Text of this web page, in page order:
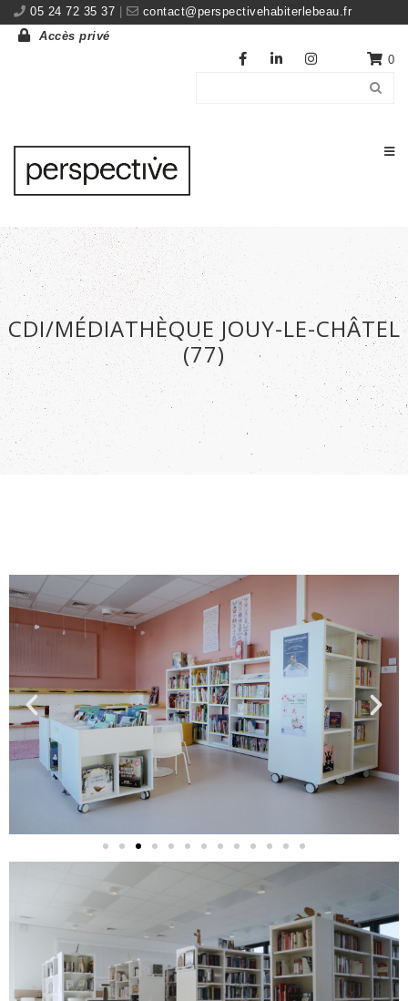
05 24 72 35 37
contact@perspectivehabiterlebeau.fr
Accès privé
0
CDI/MÉDIATHÈQUE JOUY-LE-CHÂTEL
(77)